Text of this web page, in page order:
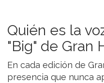
Quién es la
"Big" de Gran
En cada edición de
presencia que nunca